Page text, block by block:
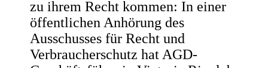
zu ihrem Recht kommen: In einer
öffentlichen Anhörung des
Ausschusses für Recht und
Verbraucherschutz hat AGD-